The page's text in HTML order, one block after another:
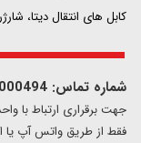
کابل های انتقال دیتا،
شماره تماس: 90000494
​​جهت برقراری ارتباط با
فقط از طریق واتس آپ یا ایتا با شماره